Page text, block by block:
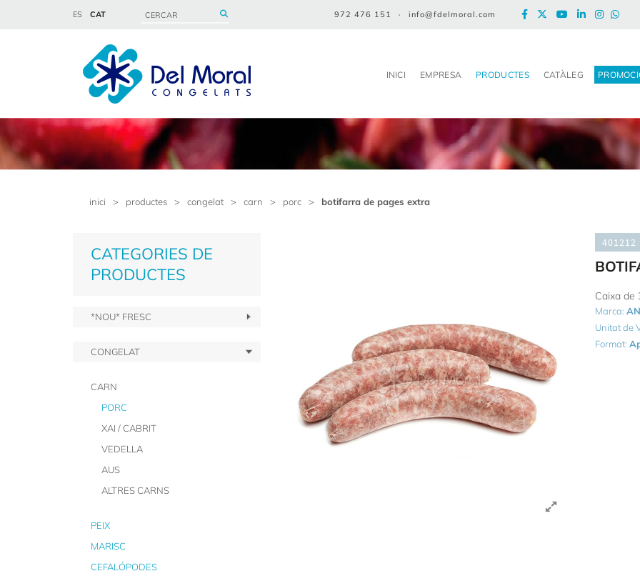
ES CAT 972 476 151 · info@fdelmoral.com
INICI EMPRESA PRODUCTES CATÀLEG
inici > productes > congelat > carn > porc > botifarra de pages extra
CATEGORIES DE
PRODUCTES
*NOU* FRESC
CONGELAT
CARN
PORC
XAI / CABRIT
VEDELLA
AUS
ALTRES CARNS
PEIX
MARISC
CEFALÓPODES
401212
Caixa de
Marca:
Unitat de
Format: